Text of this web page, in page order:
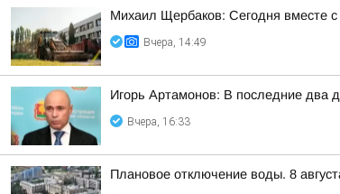
Михаил Щербаков: Сегодня вместе
Вчера, 14:49
Игорь Артамонов: В последние два
Вчера, 16:33
Плановое отключение воды. 8